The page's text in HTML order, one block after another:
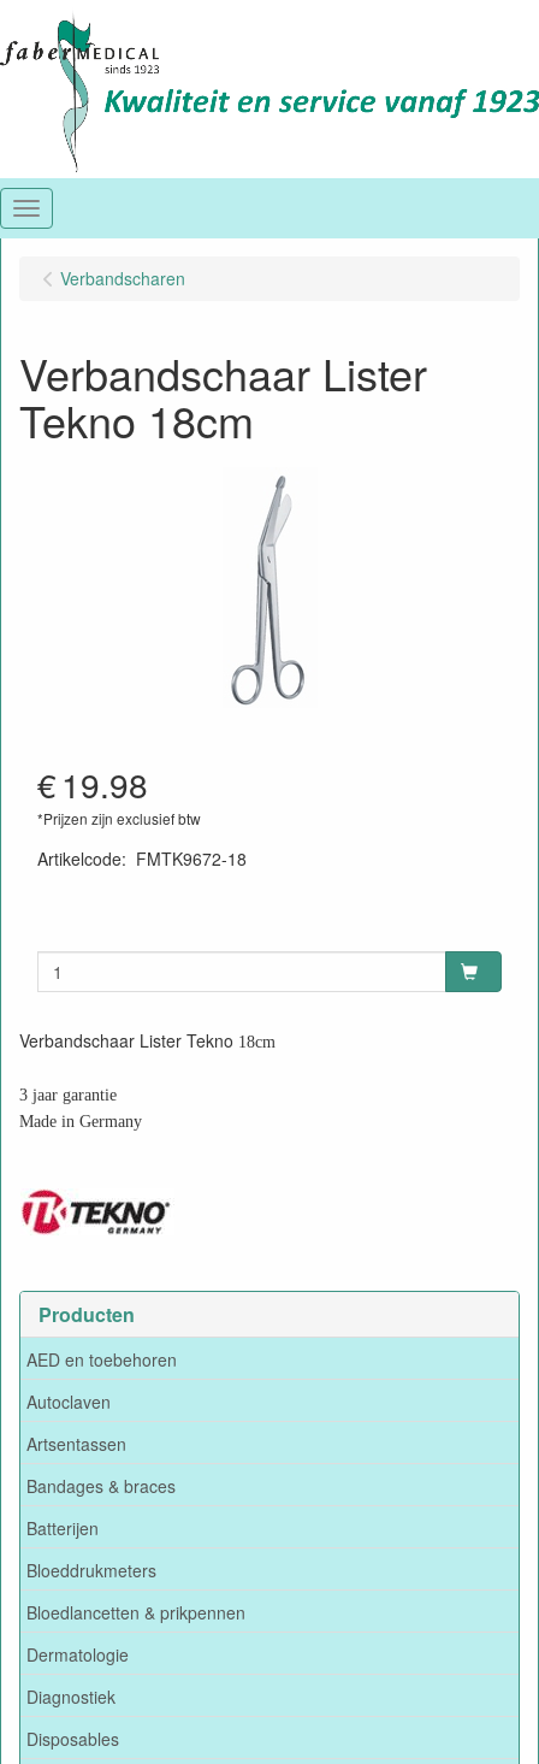
Menu
Producten
AED en toebehoren
Autoclaven
Artsentassen
Bandages & braces
Batterijen
Bloeddrukmeters
Bloedlancetten & prikpennen
Dermatologie
Diagnostiek
Disposables
Verbandscharen
Verbandschaar Lister
Tekno 18cm
€19.98
*Prijzen zijn exclusief btw
Artikelcode: FMTK9672-18
Verbandschaar Lister Tekno 18cm
3 jaar garantie
Made in Germany